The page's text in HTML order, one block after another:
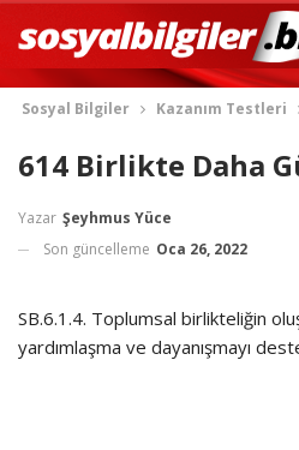
Sosyal Bilgiler Kazanım Testleri
614 Birlikte Daha
Yazar Şeyhmus Yüce
Son güncelleme Oca 26, 2022
SB.6.1.4. Toplumsal birlikteliğin
yardımlaşma ve dayanışmayı